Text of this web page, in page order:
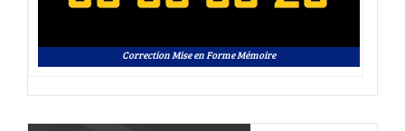
Correction Mise en Forme Mémoire